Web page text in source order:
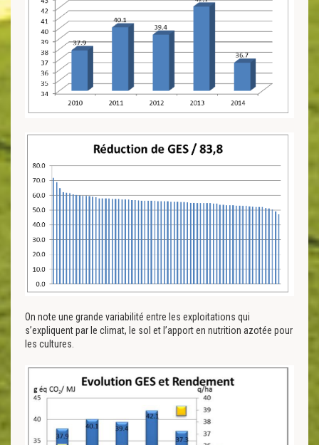
On note une grande variabilité entre les exploitations qui
s’expliquent par le climat, le sol et l’apport en nutrition azotée pour
les cultures.